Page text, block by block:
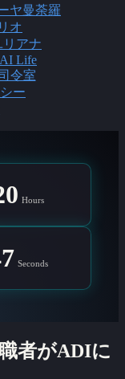
ヤ曼荼羅
オ
アナ
Life
令室
ー
Hours
Seconds
者がADIに